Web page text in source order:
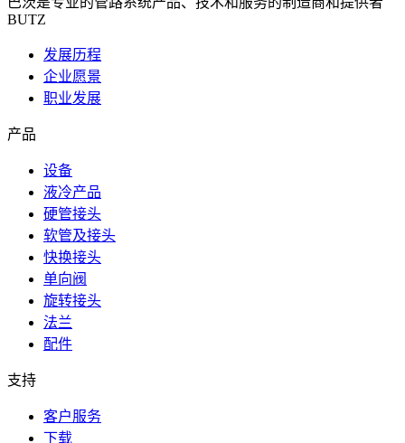
BUTZ
发展历程
企业愿景
职业发展
产品
设备
液冷产品
硬管接头
软管及接头
快换接头
单向阀
旋转接头
法兰
配件
支持
客户服务
下载